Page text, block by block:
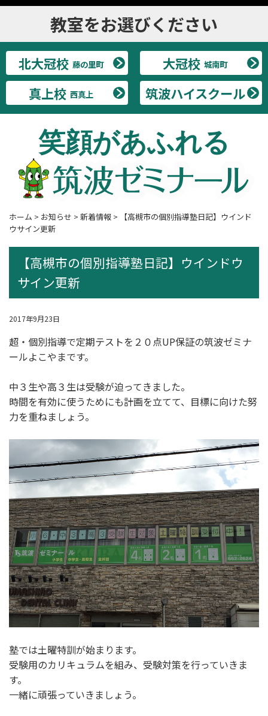
教室をお選びください
北大冠校 藤の里町 大冠校 城南町
真上校 西真上 筑波ハイスクール
笑顔があふれる
ホーム > お知らせ > 新着情報 >
【高槻市の個別指導塾日記】ウインド
ウサイン更新
【高槻市の個別指導塾日記】ウインドウ
サイン更新
2017年9月23日
超・個別指導で定期テストを２０点UP保証の筑波ゼミナ
ールよこやまです。
中３生や高３生は受験が迫ってきました。
時間を有効に使うためにも計画を立てて、目標に向けた努
力を重ねましょう。
塾では土曜特訓が始まります。
受験用のカリキュラムを組み、受験対策を行っていきま
す。
一緒に頑張っていきましょう。